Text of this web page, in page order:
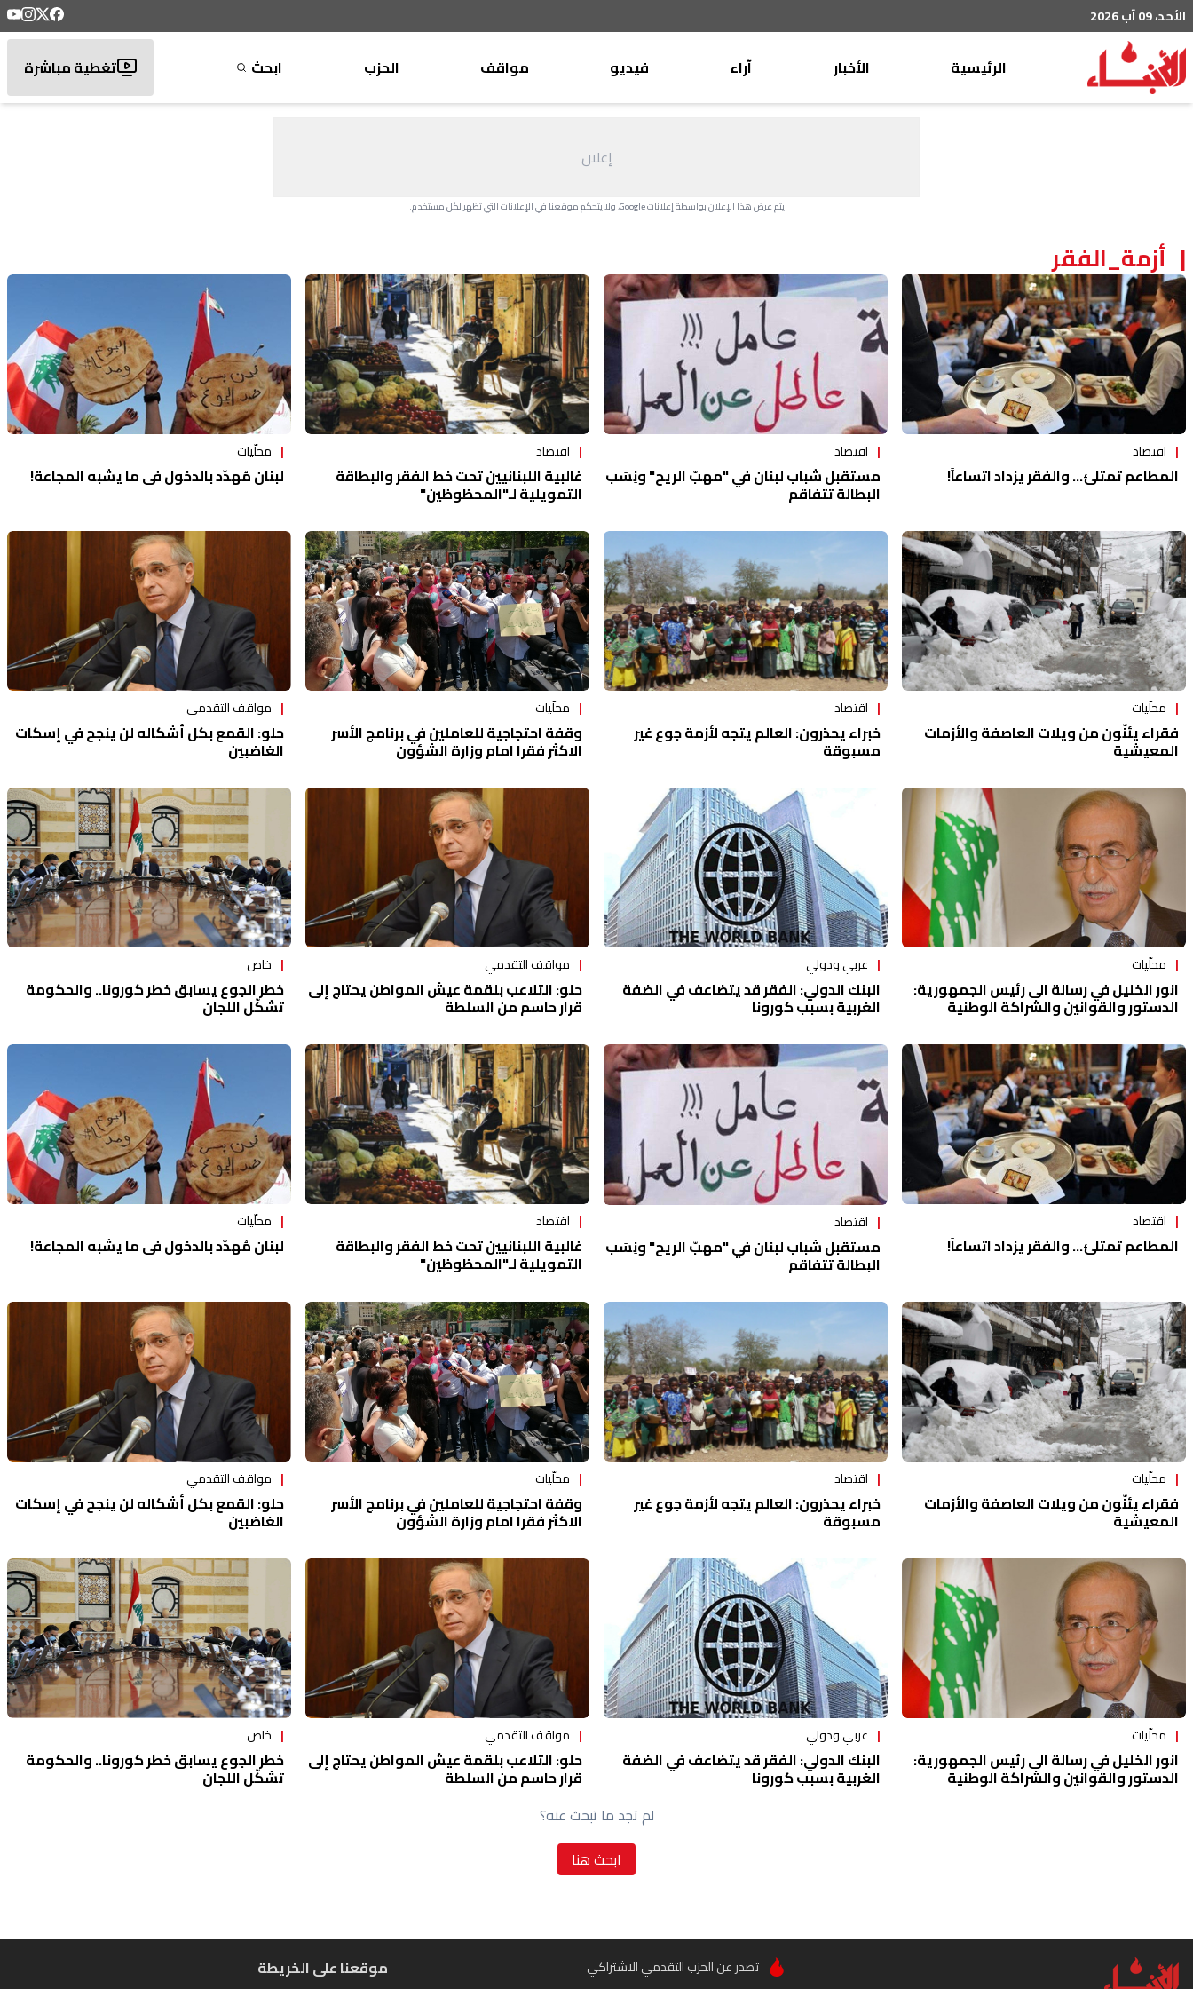
الأحد، 09 آب 2026
الرئيسية
الأخبار
من لبنان
ثقافة ومجتمع
منوعات
آراء
منبر
صحافة
أجنبية
بريد
القرّاء
فيديو مواقف الحزب ابحث تغطية مباشرة
إعلان
يتم عرض هذا الإعلان بواسطة إعلانات Google، ولا يتحكم موقعنا في الإعلانات التي تظهر لكل مستخدم.
أزمة_الفقر
اقتصاد
المطاعم تمتلئ... والفقر يزداد اتساعاً!
اقتصاد
مستقبل شباب لبنان في "مهبّ الريح" ونِسَب
البطالة تتفاقم
اقتصاد
غالبية اللبنانيين تحت خط الفقر والبطاقة
التمويلية لـ"المحظوظين"
محلّيات
لبنان مُهدّد بالدخول في ما يشبه المجاعة!
محلّيات
فقراء يئنّون من ويلات العاصفة والأزمات
المعيشية
اقتصاد
خبراء يحذرون: العالم يتجه لأزمة جوع غير
مسبوقة
محلّيات
وقفة احتجاجية للعاملين في برنامج الأسر
الاكثر فقرا امام وزارة الشؤون
مواقف التقدمي
حلو: القمع بكل أشكاله لن ينجح في إسكات
الغاضبين
محلّيات
انور الخليل في رسالة الى رئيس الجمهورية:
الدستور والقوانين والشراكة الوطنية
انتهكت منذ بدء عهدكم الميمون لتاريخه
عربي ودولي
البنك الدولي: الفقر قد يتضاعف في الضفة
الغربية بسبب كورونا
مواقف التقدمي
حلو: التلاعب بلقمة عيش المواطن يحتاج إلى
قرار حاسم من السلطة
خاص
خطر الجوع يسابق خطر كورونا.. والحكومة
تشكّل اللجان
اقتصاد
المطاعم تمتلئ... والفقر يزداد اتساعاً!
اقتصاد
مستقبل شباب لبنان في "مهبّ الريح" ونِسَب
البطالة تتفاقم
اقتصاد
غالبية اللبنانيين تحت خط الفقر والبطاقة
التمويلية لـ"المحظوظين"
محلّيات
لبنان مُهدّد بالدخول في ما يشبه المجاعة!
محلّيات
فقراء يئنّون من ويلات العاصفة والأزمات
المعيشية
اقتصاد
خبراء يحذرون: العالم يتجه لأزمة جوع غير
مسبوقة
محلّيات
وقفة احتجاجية للعاملين في برنامج الأسر
الاكثر فقرا امام وزارة الشؤون
مواقف التقدمي
حلو: القمع بكل أشكاله لن ينجح في إسكات
الغاضبين
محلّيات
انور الخليل في رسالة الى رئيس الجمهورية:
الدستور والقوانين والشراكة الوطنية
انتهكت منذ بدء عهدكم الميمون لتاريخه
عربي ودولي
البنك الدولي: الفقر قد يتضاعف في الضفة
الغربية بسبب كورونا
مواقف التقدمي
حلو: التلاعب بلقمة عيش المواطن يحتاج إلى
قرار حاسم من السلطة
خاص
خطر الجوع يسابق خطر كورونا.. والحكومة
تشكّل اللجان
لم تجد ما تبحث عنه؟
ابحث هنا
تصدر عن الحزب التقدمي الاشتراكي
موقعنا على الخريطة